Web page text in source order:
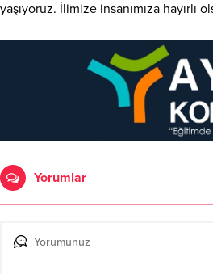
yaşıyoruz. İlimize insanımıza hayırlı
Yorumlar